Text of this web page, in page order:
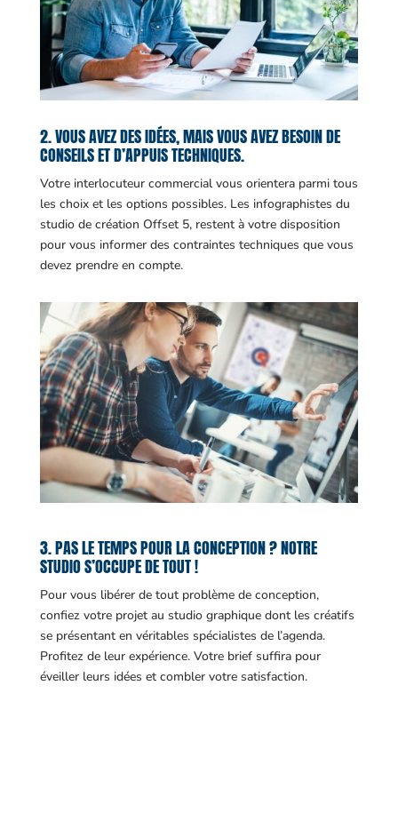
2. VOUS AVEZ DES IDÉES, MAIS VOUS AVEZ BESOIN DE
CONSEILS ET D’APPUIS TECHNIQUES.
Votre interlocuteur commercial vous orientera parmi tous
les choix et les options possibles. Les infographistes du
studio de création Offset 5, restent à votre disposition
pour vous informer des contraintes techniques que vous
devez prendre en compte.
3. PAS LE TEMPS POUR LA CONCEPTION ? NOTRE
STUDIO S’OCCUPE DE TOUT !
Pour vous libérer de tout problème de conception,
confiez votre projet au studio graphique dont les créatifs
se présentant en véritables spécialistes de l’agenda.
Profitez de leur expérience. Votre brief suffira pour
éveiller leurs idées et combler votre satisfaction.